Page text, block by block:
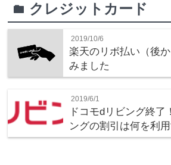
folder クレジットカード
2019/10/6
楽天のリボ払い（後
みました
2019/6/1
ドコモdリビング終了
ングの割引は何を利